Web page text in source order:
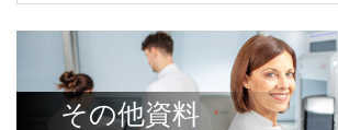
その他資料